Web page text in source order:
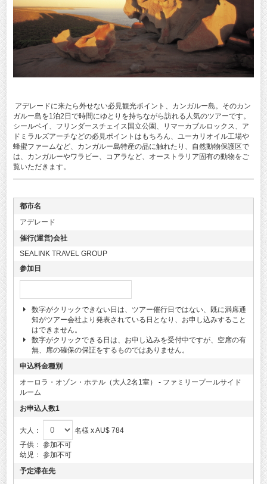
アデレードに来たら外せない必見観光ポイント、カンガルー島。そのカン
ガルー島を1泊2日で時間にゆとりを持ちながら訪れる人気のツアーです。
シールベイ、フリンダースチェイス国立公園、リマーカブルロックス、ア
ドミラルズアーチなどの必見ポイントはもちろん、ユーカリオイル工場や
蜂蜜ファームなど、カンガルー島特産の品に触れたり、自然動物保護区で
は、カンガルーやワラビー、コアラなど、オーストラリア固有の動物をご
覧いただきます。
都市名
アデレード
催行(運営)会社
SEALINK TRAVEL GROUP
参加日
数字がクリックできない日は、ツアー催行日ではない、既に満席通
知がツアー会社より発表されている日となり、お申し込みすること
はできません。
数字がクリックできる日は、お申し込みを受付中ですが、空席の有
無、席の確保の保証をするものではありません。
申込料金種別
オーロラ・オゾン・ホテル（大人2名1室） - ファミリープールサイド
ルーム
お申込人数1
大人：
名様 x AU$ 784
子供： 参加不可
幼児： 参加不可
予定滞在先